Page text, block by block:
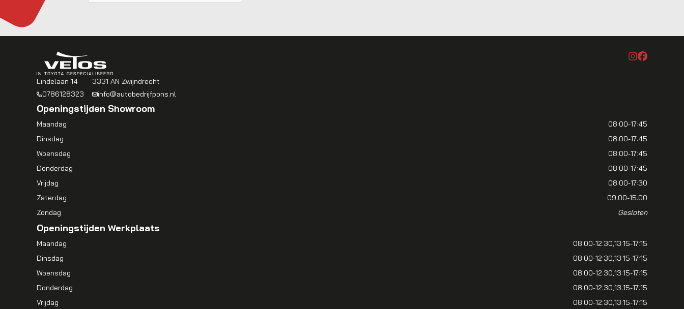
Lindelaan 14
3331 AN Zwijndrecht
0786128323
info@autobedrijfpons.nl
Openingstijden Showroom
Maandag
08:00-17:45
Dinsdag
08:00-17:45
Woensdag
08:00-17:45
Donderdag
08:00-17:45
Vrijdag
08:00-17:30
Zaterdag
09:00-15:00
Zondag
Gesloten
Openingstijden Werkplaats
Maandag 08:00-12:30 13:15-17:15
Dinsdag
08:00-12:30 13:15-17:15
Woensdag
08:00-12:30 13:15-17:15
Donderdag
08:00-12:30 13:15-17:15
Vrijdag
08:00-12:30 13:15-17:15